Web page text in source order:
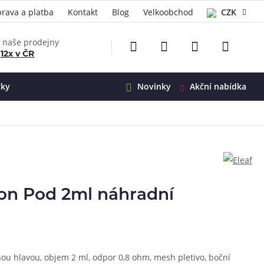
a platba Kontakt Blog Velkoobchod
CZK
naše prodejny
v ČR
Pro
Zobrazit produkty
Zobrazit produkty
Zobrazit produkty
Zobrazit produkty
Zobrazit produkty
Zobrazit produkty
Novinky Akční nabídka
Pod 2ml náhradní
hlavou, objem 2 ml, odpor 0,8 ohm, mesh pletivo, boční